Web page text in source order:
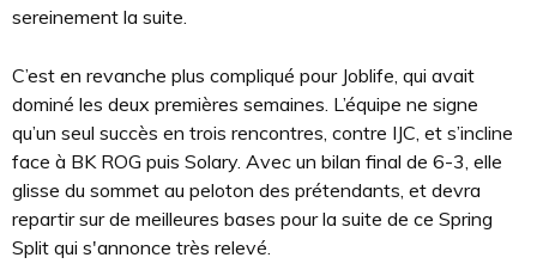
sereinement la suite.
C’est en revanche plus compliqué pour Joblife, qui avait
dominé les deux premières semaines. L’équipe ne signe
qu’un seul succès en trois rencontres, contre IJC, et s’incline
face à BK ROG puis Solary. Avec un bilan final de 6-3, elle
glisse du sommet au peloton des prétendants, et devra
repartir sur de meilleures bases pour la suite de ce Spring
Split qui s'annonce très relevé.